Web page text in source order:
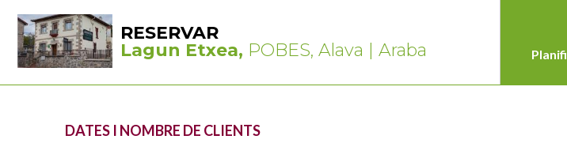
RESERVAR
Lagun Etxea, POBES, Alava | Araba
DATES I NOMBRE DE CLIENTS